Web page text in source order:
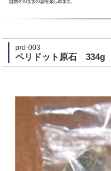
prd-003
ペリドット原石 334g